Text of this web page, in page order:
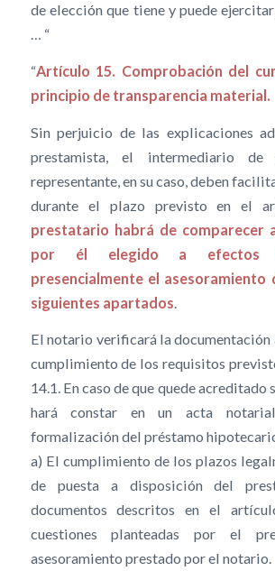
de elección que tiene y puede
… “
“Artículo 15. Comprobación del
principio de transparencia material.
Sin perjuicio de las explicaciones
prestamista, el intermediario
representante, en su caso, deben
durante el plazo previsto en el
prestatario habrá de comparecer
por él elegido a efectos
presencialmente el asesoramiento
siguientes apartados
El notario verificará la
cumplimiento de los requisitos
14.1. En caso de que quede
hará constar en un acta
formalización del préstamo
a) El cumplimiento de los plazos
de puesta a disposición del
documentos descritos en el
cuestiones planteadas por el
asesoramiento prestado por el notario.